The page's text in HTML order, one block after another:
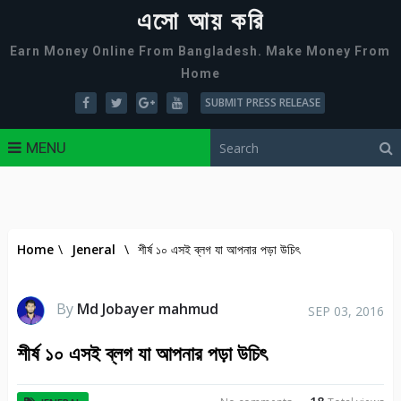
এসো আয় করি
Earn Money Online From Bangladesh. Make Money From
Home
SUBMIT PRESS RELEASE
MENU
Home \ Jeneral \ শীর্ষ ১০ এসই ব্লগ যা আপনার পড়া উচিৎ
By Md Jobayer mahmud SEP 03, 2016
শীর্ষ ১০ এসই ব্লগ যা আপনার পড়া উচিৎ